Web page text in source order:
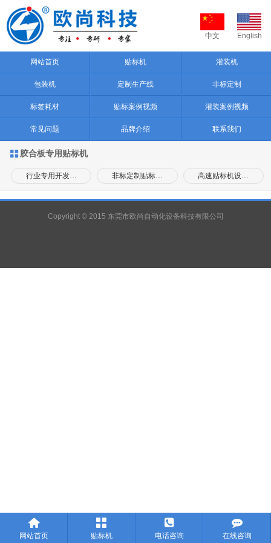
中文 English
网站首页 贴标机 灌装机
包装机 定制生产线 非标定制
标签耗材 贴标案例视频 灌装案例视频
常见问题 品牌介绍 联系我们
 胶合板专用贴标机
行业专用开发… 非标定制贴标… 高速贴标机设…
Copyright © 2015 东莞市欧尚自动化设备科技有限公司

网站首页

贴标机

电话咨询

在线咨询